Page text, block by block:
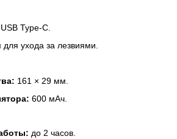
Type-C.
ухода за лезвиями.
161 × 29 мм.
600 мАч.
до 2 часов.